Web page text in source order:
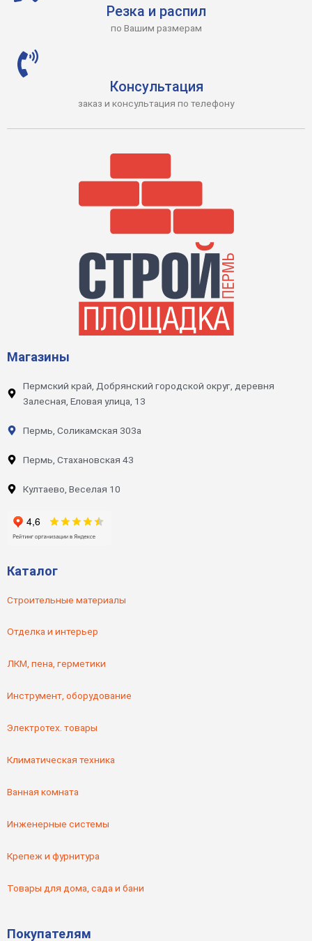
Резка и распил
по Вашим размерам
Консультация
заказ и консультация по телефону
Магазины
Пермский край, Добрянский городской округ, деревня
Залесная, Еловая улица, 13
Пермь, Соликамская 303а
Пермь, Стахановская 43
Култаево, Веселая 10
Каталог
Строительные материалы
Отделка и интерьер
ЛКМ, пена, герметики
Инструмент, оборудование
Электротех. товары
Климатическая техника
Ванная комната
Инженерные системы
Крепеж и фурнитура
Товары для дома, сада и бани
Покупателям